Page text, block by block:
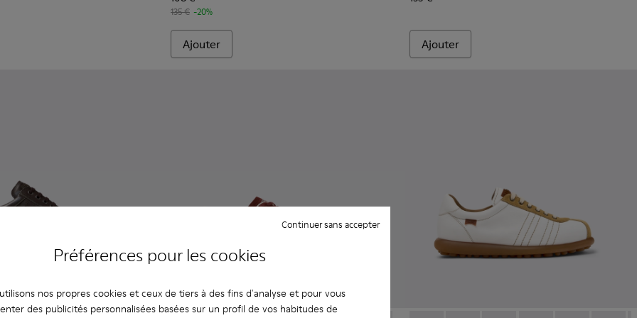
Préférences pour les cookies
nos propres cookies et ceux de tiers à des fins d'analyse et pour vous
des publicités personnalisées basées sur un profil de vos habitudes de
Continuer sans accepter
135 € -20%
Ajouter Ajouter